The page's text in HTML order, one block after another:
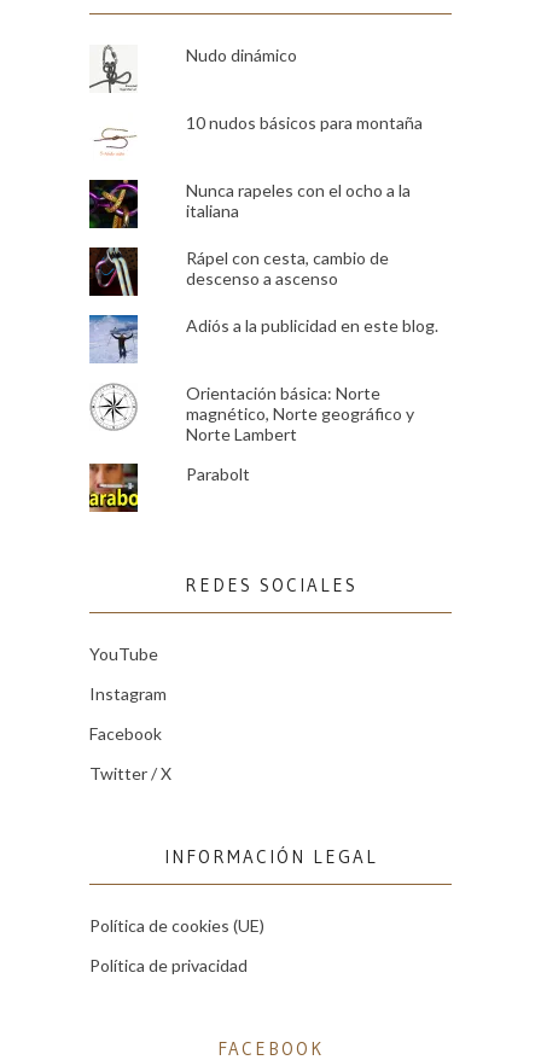
Nudo dinámico
10 nudos básicos para montaña
Nunca rapeles con el ocho a la
italiana
Rápel con cesta, cambio de
descenso a ascenso
Adiós a la publicidad en este blog.
Orientación básica: Norte
magnético, Norte geográfico y
Norte Lambert
Parabolt
REDES SOCIALES
YouTube
Instagram
Facebook
Twitter / X
INFORMACIÓN LEGAL
Política de cookies (UE)
Política de privacidad
FACEBOOK